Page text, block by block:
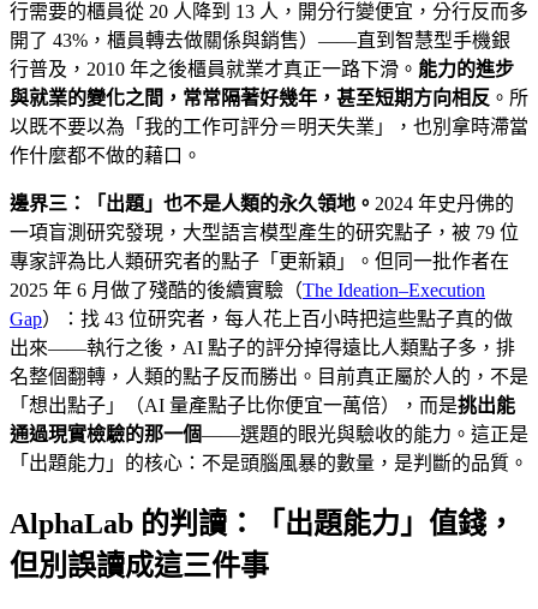
行需要的櫃員從 20 人降到 13 人，開分行變便宜，分行反而多
開了 43%，櫃員轉去做關係與銷售）——直到智慧型手機銀
行普及，2010 年之後櫃員就業才真正一路下滑。 能力的進步
與就業的變化之間，常常隔著好幾年，甚至短期方向相反 。所
以既不要以為「我的工作可評分＝明天失業」，也別拿時滯當
作什麼都不做的藉口。
邊界三：「出題」也不是人類的永久領地。 2024 年史丹佛的
一項盲測研究發現，大型語言模型產生的研究點子，被 79 位
專家評為比人類研究者的點子「更新穎」。但同一批作者在
2025 年 6 月做了殘酷的後續實驗（The Ideation–Execution
Gap）：找 43 位研究者，每人花上百小時把這些點子真的做
出來——執行之後，AI 點子的評分掉得遠比人類點子多，排
名整個翻轉，人類的點子反而勝出。目前真正屬於人的，不是
「想出點子」（AI 量產點子比你便宜一萬倍），而是挑出能
通過現實檢驗的那一個——選題的眼光與驗收的能力。這正是
「出題能力」的核心：不是頭腦風暴的數量，是判斷的品質。
AlphaLab 的判讀：「出題能力」值錢，
但別誤讀成這三件事